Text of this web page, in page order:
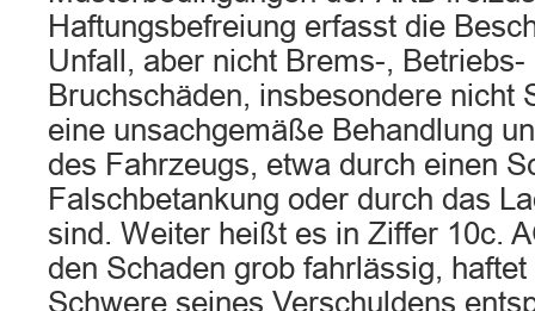
Haftungsbefreiung erfasst die
Unfall, aber nicht Brems-, Betriebs-
Bruchschäden, insbesondere nicht
eine unsachgemäße Behandlung
des Fahrzeugs, etwa durch einen
Falschbetankung oder durch das
sind. Weiter heißt es in Ziffer 10c.
den Schaden grob fahrlässig,
Schwere seines Verschuldens